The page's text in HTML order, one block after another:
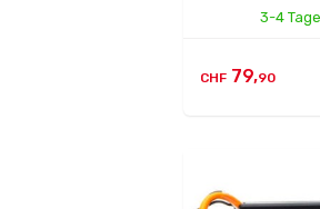
3-4
CHF 79,90